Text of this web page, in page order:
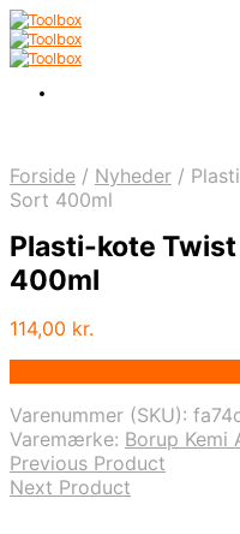
Forside / Nyheder /
Sort 400ml
Plasti-kote
400ml
114,00 kr.
Varenummer (SKU):
Varemærke: Borup Kemi
Previous Product
Next Product